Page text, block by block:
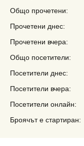
Общо прочетени:
Прочетени днес:
Прочетени вчера:
Общо посетители:
Посетители днес:
Посетители вчера:
Посетители онлайн:
Броячът е стартиран: